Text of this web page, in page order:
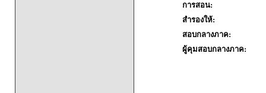
การสอน:
สำรองให้:
สอบกลางภาค:
ผู้คุมสอบกลางภาค: